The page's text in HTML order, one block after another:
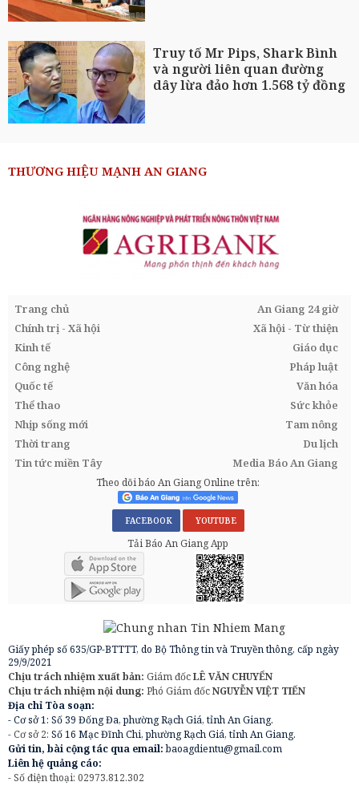
Truy tố Mr Pips, Shark Bình
và người liên quan đường
dây lừa đảo hơn 1.568 tỷ đồng
THƯƠNG HIỆU MẠNH AN GIANG
Trang chủ
An Giang 24 giờ
Chính trị - Xã hội
Xã hội - Từ thiện
Kinh tế
Giáo dục
Công nghệ
Pháp luật
Quốc tế
Văn hóa
Thể thao
Sức khỏe
Nhịp sống mới
Tam nông
Thời trang
Du lịch
Tin tức miền Tây
Media Báo An Giang
Theo dõi báo An Giang Online trên:
FACEBOOK YOUTUBE
Tải Báo An Giang App
Giấy phép số 635/GP-BTTTT, do Bộ Thông tin và Truyền thông, cấp ngày
29/9/2021
Chịu trách nhiệm xuất bản: Giám đốcLÊ VĂN CHUYỂN
Chịu trách nhiệm nội dung: Phó Giám đốcNGUYỄN VIỆT TIẾN
Địa chỉ Tòa soạn:
- Cơ sở 1: Số 39 Đống Đa, phường Rạch Giá, tỉnh An Giang.
- Cơ sở 2: Số 16 Mạc Đĩnh Chi, phường Rạch Giá, tỉnh An Giang.
Gửi tin, bài cộng tác qua email:baoagdientu@gmail.com
Liên hệ quảng cáo:
- Số điện thoại: 02973.812.302